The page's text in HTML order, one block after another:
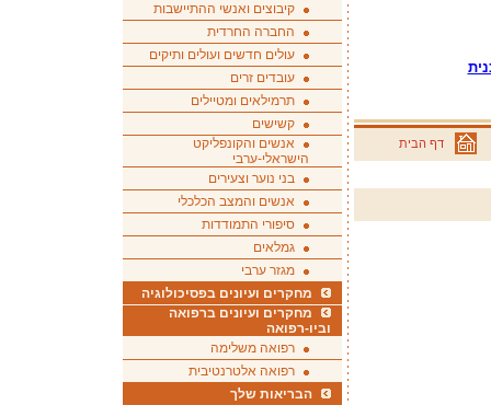
דף הבית
קיבוצים ואנשי ההתיישבות
החברה החרדית
עולים חדשים ועולים ותיקים
עובדים זרים
תרמילאים ומטיילים
קשישים
אנשים והקונפליקט
הישראלי-ערבי
בני נוער וצעירים
אנשים והמצב הכלכלי
סיפורי התמודדות
גמלאים
מגזר ערבי
מחקרים ועיונים בפסיכולוגיה
מחקרים ועיונים ברפואה
וביו-רפואה
רפואה משלימה
רפואה אלטרנטיבית
הבריאות שלך